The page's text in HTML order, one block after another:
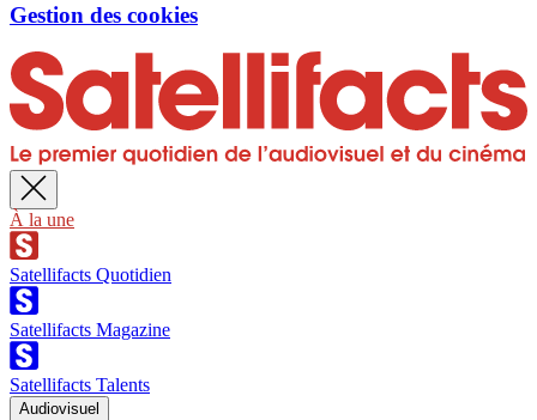
Gestion des cookies
À la une
Satellifacts Quotidien
Satellifacts Magazine
Satellifacts Talents
Audiovisuel